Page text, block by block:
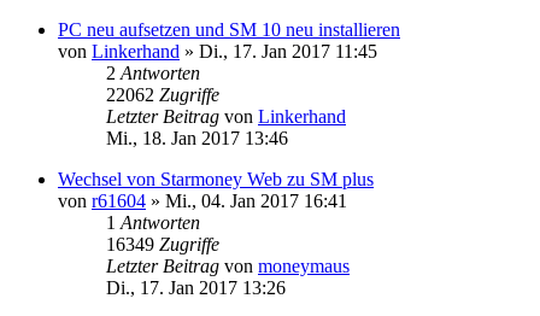
PC neu aufsetzen und SM 10 neu installieren
von Linkerhand » Di., 17. Jan 2017 11:45
2 Antworten
22062 Zugriffe
Letzter Beitrag von Linkerhand
Mi., 18. Jan 2017 13:46
Wechsel von Starmoney Web zu SM plus
von r61604 » Mi., 04. Jan 2017 16:41
1 Antworten
16349 Zugriffe
Letzter Beitrag von moneymaus
Di., 17. Jan 2017 13:26